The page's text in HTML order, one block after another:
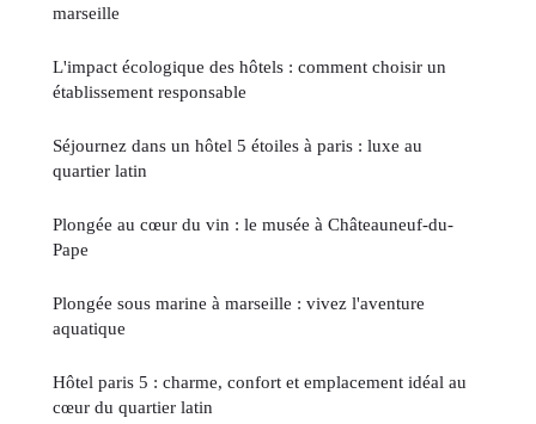
marseille
L'impact écologique des hôtels : comment choisir un
établissement responsable
Séjournez dans un hôtel 5 étoiles à paris : luxe au
quartier latin
Plongée au cœur du vin : le musée à Châteauneuf-du-
Pape
Plongée sous marine à marseille : vivez l'aventure
aquatique
Hôtel paris 5 : charme, confort et emplacement idéal au
cœur du quartier latin